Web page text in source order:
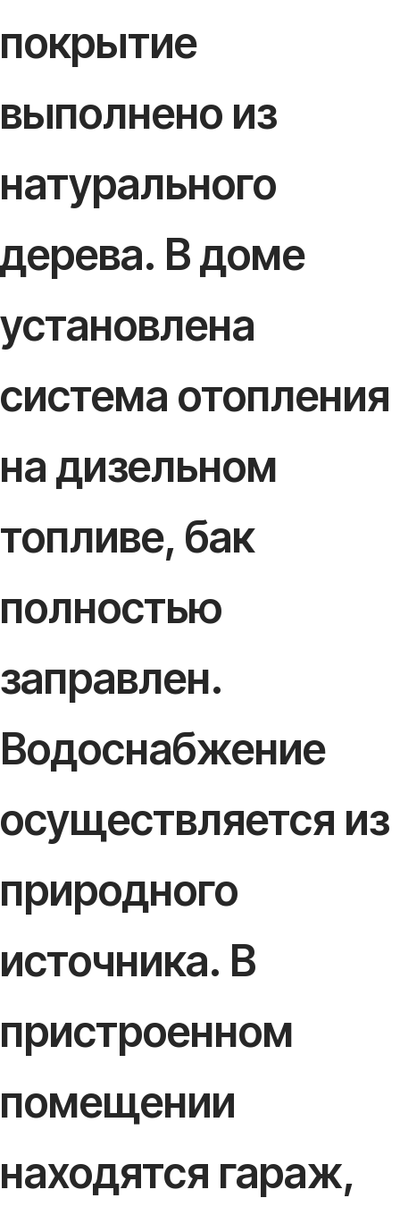
покрытие
выполнено из
натурального
дерева. В доме
установлена
система отопления
на дизельном
топливе, бак
полностью
заправлен.
Водоснабжение
осуществляется из
природного
источника. В
пристроенном
помещении
находятся гараж,